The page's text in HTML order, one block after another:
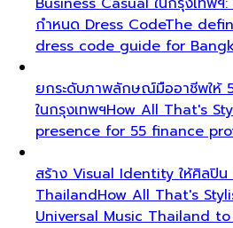
กำหนด Dress CodeThe
dress code guide for
ยกระดับภาพลักษณ์มืออาชีพให้
ในกรุงเทพฯHow All That's
presence for 55 finance
สร้าง Visual Identity ให้ศิลปิน
ThailandHow All That's
Universal Music Thailand